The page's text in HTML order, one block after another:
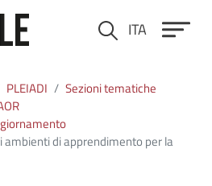
Cerca ITA
PLEIADI
Sezioni tematiche
ambienti di apprendimento per la